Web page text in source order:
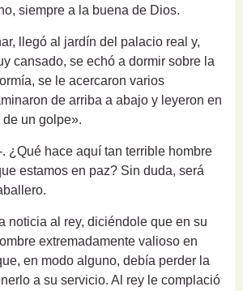
siempre a la buena de Dios.
llegó al jardín del palacio real y,
cansado, se echó a dormir sobre la
se le acercaron varios
de arriba a abajo y leyeron en
un golpe».
. ¿Qué hace aquí tan terrible hombre
estamos en paz? Sin duda, será
noticia al rey, diciéndole que en su
extremadamente valioso en
en modo alguno, debía perder la
a su servicio. Al rey le complació